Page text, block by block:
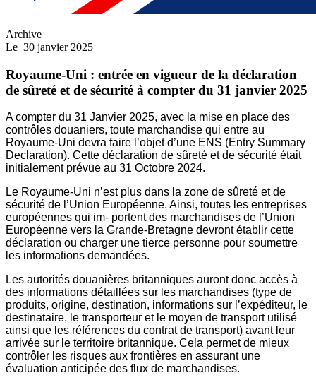
Archive
Le 30 janvier 2025
Royaume-Uni : entrée en vigueur de la déclaration
de sûreté et de sécurité à compter du 31 janvier 2025
A compter du 31 Janvier 2025, avec la mise en place des
contrôles douaniers, toute marchandise qui entre au
Royaume-Uni devra faire l’objet d’une ENS (Entry Summary
Declaration). Cette déclaration de sûreté et de sécurité était
initialement prévue au 31 Octobre 2024.
Le Royaume-Uni n’est plus dans la zone de sûreté et de
sécurité de l’Union Européenne. Ainsi, toutes les entreprises
européennes qui im- portent des marchandises de l’Union
Européenne vers la Grande-Bretagne devront établir cette
déclaration ou charger une tierce personne pour soumettre
les informations demandées.
Les autorités douanières britanniques auront donc accès à
des informations détaillées sur les marchandises (type de
produits, origine, destination, informations sur l’expéditeur, le
destinataire, le transporteur et le moyen de transport utilisé
ainsi que les références du contrat de transport) avant leur
arrivée sur le territoire britannique. Cela permet de mieux
contrôler les risques aux frontières en assurant une
évaluation anticipée des flux de marchandises.